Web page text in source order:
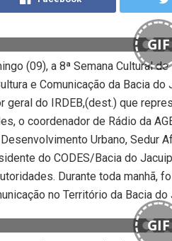
GIF
(09), a 8ª Semana Cultural
e Comunicação da Bacia
geral do IRDEB,(dest.) que
o coordenador de Rádio da
Urbano, Sedur
do CODES/Bacia do
Durante toda manhã,
no Território da Bacia do
GIF